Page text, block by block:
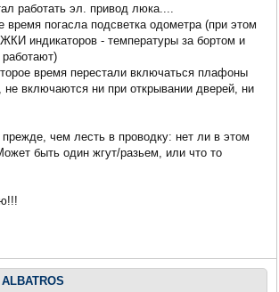
работать эл. привод люка....
время погасла подсветка одометра (при этом
индикаторов - температуры за бортом и
время перестали включаться плафоны
не включаются ни при открывании дверей, ни
чем лесть в проводку: нет ли в этом
быть один жгут/разьем, или что то
ALBATROS